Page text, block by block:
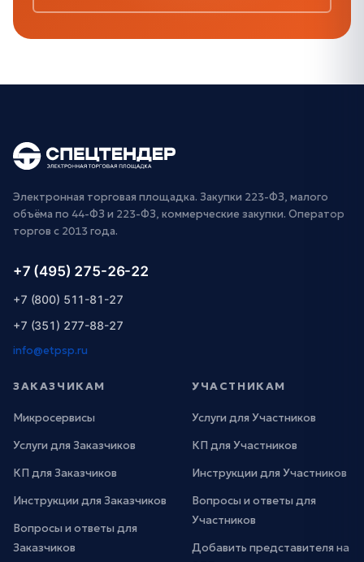
Электронная торговая площадка. Закупки 223-ФЗ, малого
объёма по 44-ФЗ и 223-ФЗ, коммерческие закупки. Оператор
торгов с 2013 года.
+7 (495) 275-26-22
+7 (800) 511-81-27
+7 (351) 277-88-27
info@etpsp.ru
ЗАКАЗЧИКАМ
Микросервисы
Услуги для Заказчиков
КП для Заказчиков
Инструкции для Заказчиков
Вопросы и ответы для
Заказчиков
УЧАСТНИКАМ
Услуги для Участников
КП для Участников
Инструкции для Участников
Вопросы и ответы для
Участников
Добавить представителя на